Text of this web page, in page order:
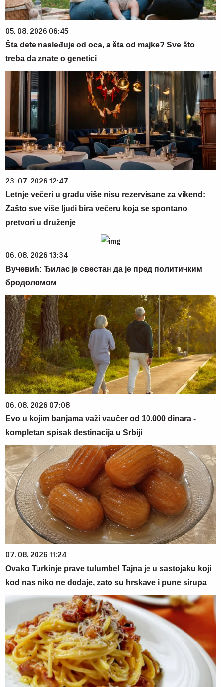
05. 08. 2026 06:45
Šta dete nasleđuje od oca, a šta od majke? Sve što
treba da znate o genetici
23. 07. 2026 12:47
Letnje večeri u gradu više nisu rezervisane za vikend:
Zašto sve više ljudi bira večeru koja se spontano
pretvori u druženje
06. 08. 2026 13:34
Вучевић: Ђилас је свестан да је пред политичким
бродоломом
06. 08. 2026 07:08
Evo u kojim banjama važi vaučer od 10.000 dinara -
kompletan spisak destinacija u Srbiji
07. 08. 2026 11:24
Ovako Turkinje prave tulumbe! Tajna je u sastojaku koji
kod nas niko ne dodaje, zato su hrskave i pune sirupa